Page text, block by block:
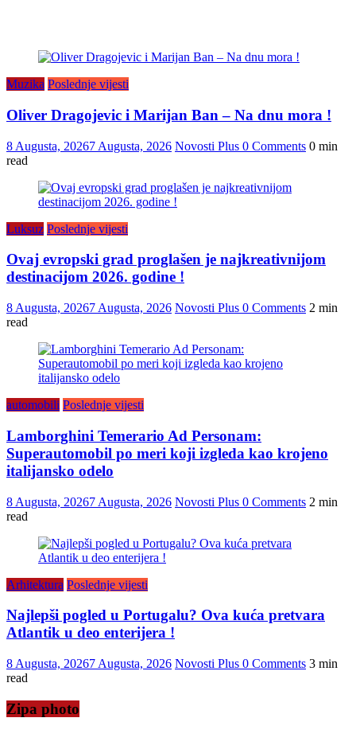
Muzika Poslednje vijesti
Oliver Dragojevic i Marijan Ban – Na dnu mora !
8 Augusta, 20267 Augusta, 2026 Novosti Plus 0 Comments 0 min
read
Luksuz Poslednje vijesti
Ovaj evropski grad proglašen je najkreativnijom
destinacijom 2026. godine !
8 Augusta, 20267 Augusta, 2026 Novosti Plus 0 Comments 2 min
read
automobili Poslednje vijesti
Lamborghini Temerario Ad Personam:
Superautomobil po meri koji izgleda kao krojeno
italijansko odelo
8 Augusta, 20267 Augusta, 2026 Novosti Plus 0 Comments 2 min
read
Arhitektura Poslednje vijesti
Najlepši pogled u Portugalu? Ova kuća pretvara
Atlantik u deo enterijera !
8 Augusta, 20267 Augusta, 2026 Novosti Plus 0 Comments 3 min
read
Zipa photo